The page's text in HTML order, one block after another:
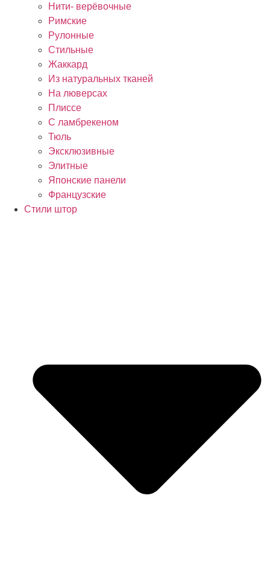
Нити- верёвочные
Римские
Рулонные
Стильные
Жаккард
Из натуральных тканей
На люверсах
Плиссе
С ламбрекеном
Тюль
Эксклюзивные
Элитные
Японские панели
Французские
Стили штор